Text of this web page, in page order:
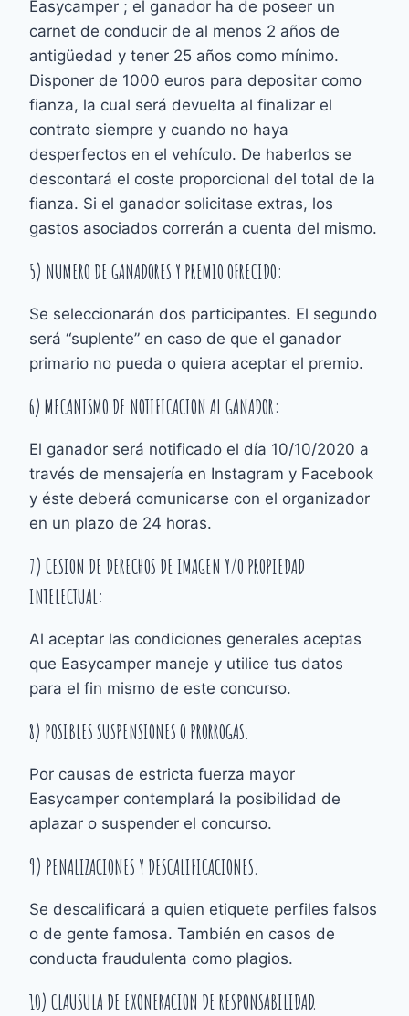
Easycamper ; el ganador ha de poseer un
carnet de conducir de al menos 2 años de
antigüedad y tener 25 años como mínimo.
Disponer de 1000 euros para depositar como
fianza, la cual será devuelta al finalizar el
contrato siempre y cuando no haya
desperfectos en el vehículo. De haberlos se
descontará el coste proporcional del total de la
fianza. Si el ganador solicitase extras, los
gastos asociados correrán a cuenta del mismo.
5) NUMERO DE GANADORES Y PREMIO OFRECIDO:
Se seleccionarán dos participantes. El segundo
será “suplente” en caso de que el ganador
primario no pueda o quiera aceptar el premio.
6) MECANISMO DE NOTIFICACION AL GANADOR:
El ganador será notificado el día 10/10/2020 a
través de mensajería en Instagram y Facebook
y éste deberá comunicarse con el organizador
en un plazo de 24 horas.
7) CESION DE DERECHOS DE IMAGEN Y/O PROPIEDAD
INTELECTUAL:
Al aceptar las condiciones generales aceptas
que Easycamper maneje y utilice tus datos
para el fin mismo de este concurso.
8) POSIBLES SUSPENSIONES O PRORROGAS.
Por causas de estricta fuerza mayor
Easycamper contemplará la posibilidad de
aplazar o suspender el concurso.
9) PENALIZACIONES Y DESCALIFICACIONES.
Se descalificará a quien etiquete perfiles falsos
o de gente famosa. También en casos de
conducta fraudulenta como plagios.
10) CLAUSULA DE EXONERACION DE RESPONSABILIDAD.